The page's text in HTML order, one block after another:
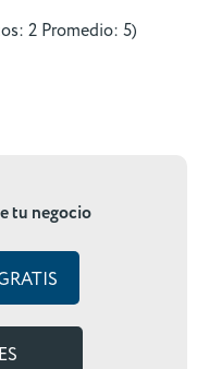
2 Promedio: 5)
tu negocio